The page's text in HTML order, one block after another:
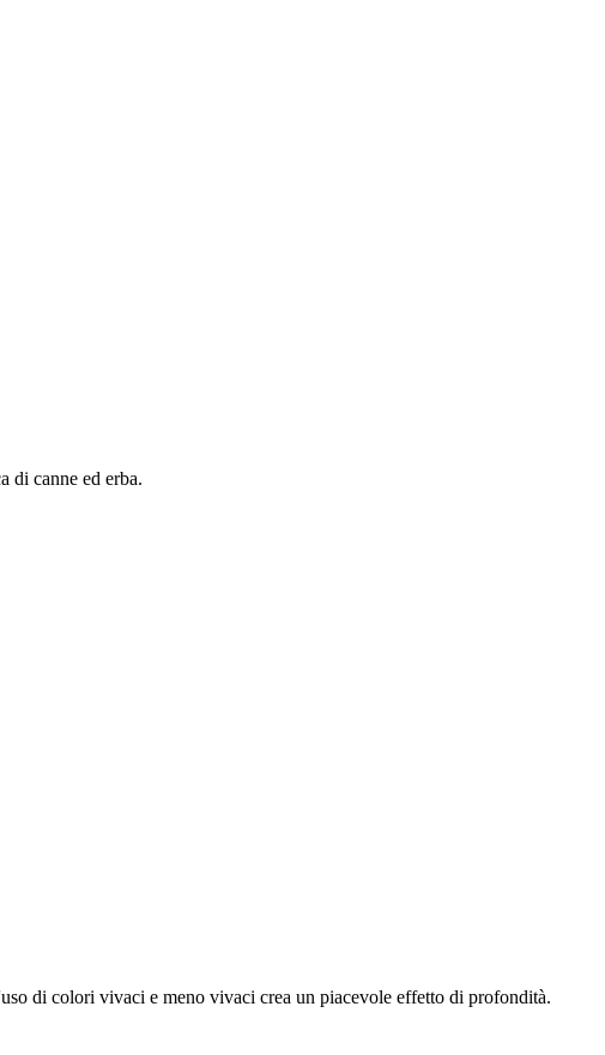
di canne ed erba.
di colori vivaci e meno vivaci crea un piacevole effetto di profondità.